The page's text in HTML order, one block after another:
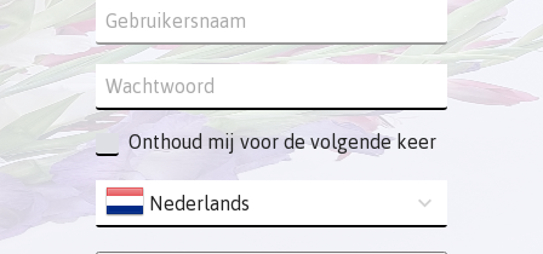
Onthoud mij voor de volgende keer
Nederlands